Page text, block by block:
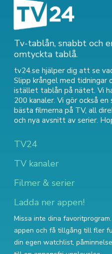
Tv-tablån, snabbt och
omtyckta tablå.
tv24.se hjälper dig att se
Slipp krångel med tidningar
istället tablån på nätet. Vi
200 kanaler. Vi gör också
bästa filmerna på TV, all
och nya avsnitt av serier.
TV24
TV kanaler
Filmer & serier
Ladda ner appen!
Missa inte dina
appen och få tillgång till fler
din egen watchlist,